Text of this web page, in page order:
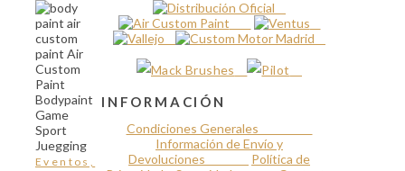
Eventos,
INFORMACIÓN
Condiciones Generales
Información de Envío y
Devoluciones
Política de